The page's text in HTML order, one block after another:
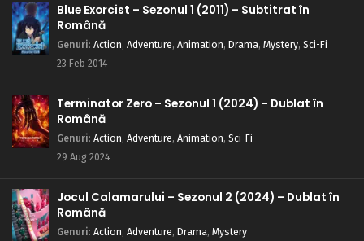
Blue Exorcist – Sezonul 1 (2011) – Subtitrat în
Română
Genuri: Action, Adventure, Animation, Drama, Mystery, Sci-Fi
23 Feb 2014
Terminator Zero – Sezonul 1 (2024) – Dublat în
Română
Genuri: Action, Adventure, Animation, Sci-Fi
29 Aug 2024
Jocul Calamarului – Sezonul 2 (2024) – Dublat în
Română
Genuri: Action, Adventure, Drama, Mystery